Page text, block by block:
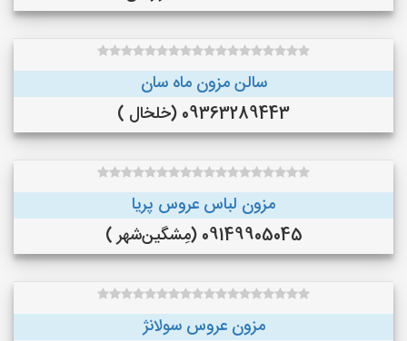
سالن مزون ماه سان
09363289443 (خلخال )
مزون لباس عروس پریا
09149905045 (مِشگین‌شهر )
مزون عروس سولانژ